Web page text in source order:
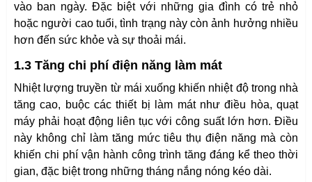
vào ban ngày. Đặc biệt với những gia đình có trẻ nhỏ
hoặc người cao tuổi, tình trạng này còn ảnh hưởng nhiều
hơn đến sức khỏe và sự thoải mái.
1.3 Tăng chi phí điện năng làm mát
Nhiệt lượng truyền từ mái xuống khiến nhiệt độ trong nhà
tăng cao, buộc các thiết bị làm mát như điều hòa, quạt
máy phải hoạt động liên tục với công suất lớn hơn. Điều
này không chỉ làm tăng mức tiêu thụ điện năng mà còn
khiến chi phí vận hành công trình tăng đáng kể theo thời
gian, đặc biệt trong những tháng nắng nóng kéo dài.